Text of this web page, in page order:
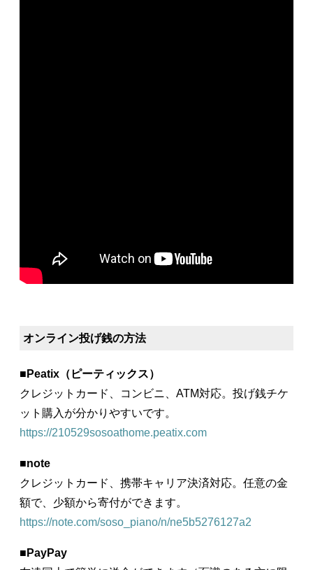
オンライン投げ銭の方法
■ Peatix（ピーティックス）
クレジットカード、コンビニ、ATM対応。投げ銭チケ
ット購入が分かりやすいです。
https://210529sosoathome.peatix.com
■note
クレジットカード、携帯キャリア決済対応。任意の金
額で、少額から寄付ができます。
https://note.com/soso_piano/n/ne5b5276127a2
■ PayPay